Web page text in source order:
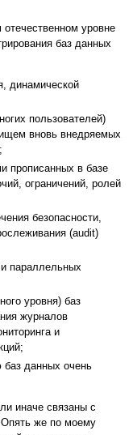
уровне
баз данных
динамической
пользователей)
вновь внедряемых
прописанных в базе
ограничений, ролей
безопасности,
(audit)
параллельных
уровня) баз
журналов
и
баз данных очень
иначе связаны с
Опять же по моему